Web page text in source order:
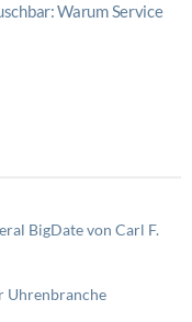
Warum Service
BigDate von Carl F.
Uhrenbranche